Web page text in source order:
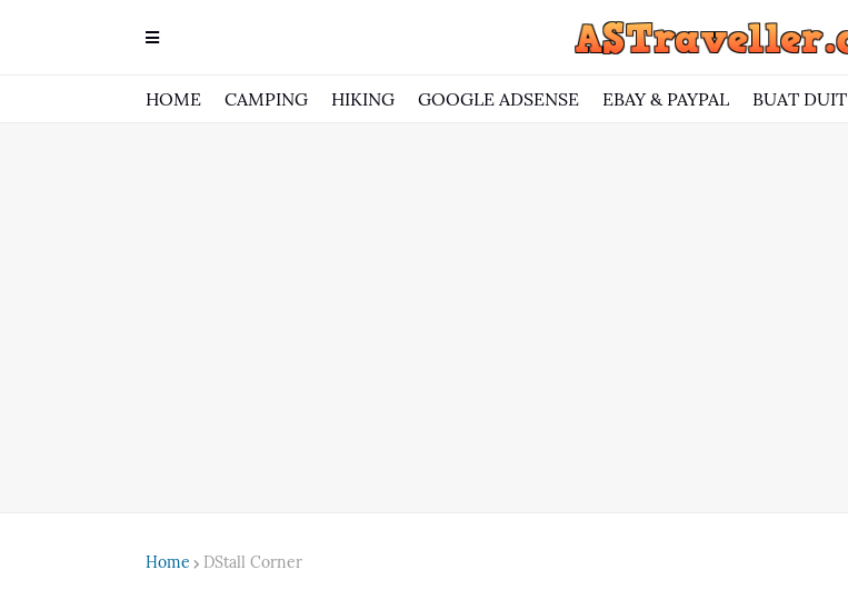
HOME CAMPING HIKING GOOGLE ADSENSE EBAY & PAYPAL BUAT DUIT
Home DStall Corner